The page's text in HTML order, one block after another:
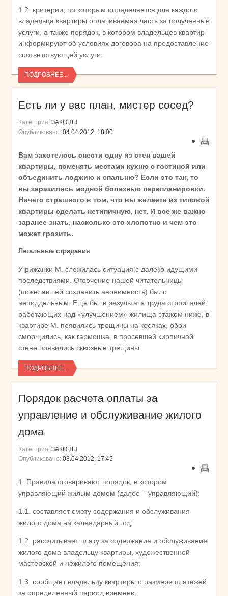
1.2. критерии, по которым определяется для каждого
владельца квартиры оплачиваемая часть за полученные
услуги, а также порядок, в котором владельцев квартир
информируют об условиях договора на предоставление
соответствующей услуги.
ПОДРОБНЕЕ...
Есть ли у вас план, мистер сосед?
Категория: ЗАКОНЫ
Опубликовано: 04.04.2012, 18:00
Вам захотелось снести одну из стен вашей
квартиры, поменять местами кухню с гостиной или
объединить лоджию и спальню? Если это так, то
вы заразились модной болезнью перепланировки.
Ничего страшного в том, что вы желаете из типовой
квартиры сделать нетипичную, нет. И все же важно
заранее знать, насколько это хлопотно и чем это
может грозить.
Легальные страдания
У рижанки М. сложилась ситуация с далеко идущими
последствиями. Огорчение нашей читательницы
(пожелавшей сохранить анонимность) было
неподдельным. Еще бы: в результате труда строителей,
работающих над «улучшением» жилища этажом ниже, в
квартире М. появились трещины на косяках, обои
сморщились, как гармошка, в просевшей кирпичной
стене появились сквозные трещины.
ПОДРОБНЕЕ...
Порядок расчета оплаты за
управление и обслуживание жилого
дома
Категория: ЗАКОНЫ
Опубликовано: 03.04.2012, 17:45
1. Правила оговаривают порядок, в котором
управляющий жилым домом (далее – управляющий):
1.1. составляет смету содержания и обслуживания
жилого дома на календарный год;
1.2. рассчитывает плату за содержание и обслуживание
жилого дома владельцу квартиры, художественной
мастерской и нежилого помещения;
1.3. сообщает владельцу квартиры о размере платежей
за определенный период времени;